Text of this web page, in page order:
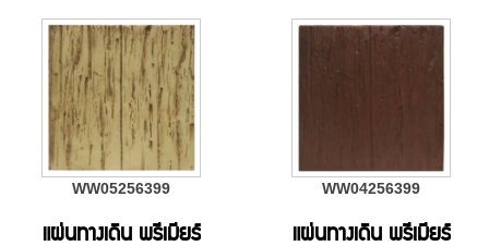
WW05256399
แผ่นทางเดิน พรีเมียร์
WW04256399
แผ่นทางเดิน พรีเมียร์